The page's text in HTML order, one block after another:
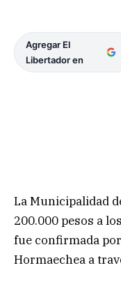
Agregar El
Libertador en
La Municipalidad
200.000 pesos a
fue confirmada
Hormaechea a